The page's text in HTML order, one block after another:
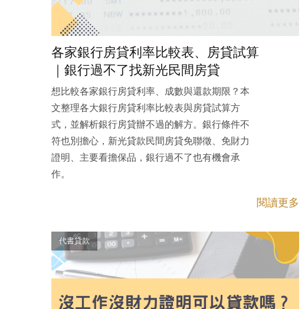
各家銀行房貸利率比較表、房貸試算
｜銀行過不了找新光民間房貸
想比較各家銀行房貸利率、成數與還款期限？本
文整理各大銀行房貸利率比較表與房貸試算方
式，並解析銀行房貸辦不過的解方。銀行條件不
符也別擔心，新光貸款民間房貸免聯徵、免財力
證明、主要看擔保品，銀行過不了也有機會承
作。
閱讀更多
代書貸款